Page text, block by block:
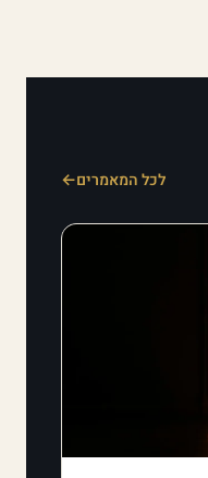
לכל המאמרים